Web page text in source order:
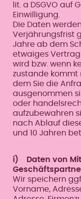
lit. a DSGVO auf
Einwilligung.
Die Daten
Verjährungsfrist
Jahre ab dem
etwaiges
wird bzw. wenn
zustande kommt
dem Sie die
ausgenommen
oder
aufzubewahren
nach Ablauf
und 10 Jahren
i) Daten von
Wir speichern
Vorname,